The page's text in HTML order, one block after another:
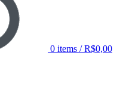
0 items / R$0,00